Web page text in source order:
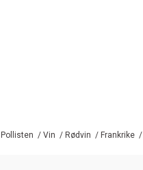
Pollisten / Vin / Rødvin / Frankrike /